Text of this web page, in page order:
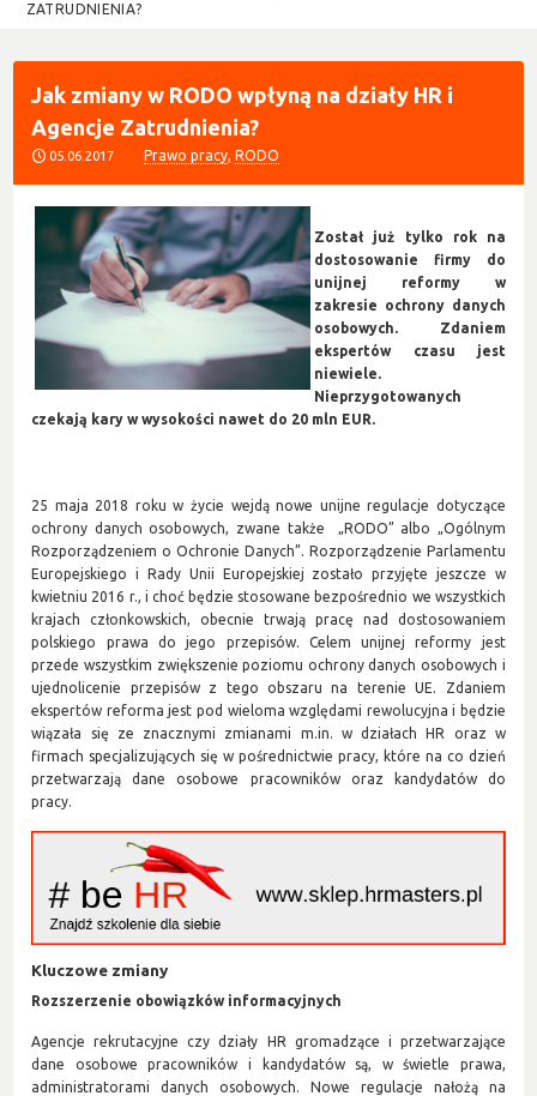
ZATRUDNIENIA?
Jak zmiany w RODO wpłyną na działy HR i
Agencje Zatrudnienia?
05.06.2017 Prawo pracy,RODO
Został już tylko rok na
dostosowanie firmy do
unijnej reformy w
zakresie ochrony danych
osobowych. Zdaniem
ekspertów czasu jest
niewiele.
Nieprzygotowanych
czekają kary w wysokości nawet do 20 mln EUR.
25 maja 2018 roku w życie wejdą nowe unijne regulacje dotyczące
ochrony danych osobowych, zwane także „RODO” albo „Ogólnym
Rozporządzeniem o Ochronie Danych”. Rozporządzenie Parlamentu
Europejskiego i Rady Unii Europejskiej zostało przyjęte jeszcze w
kwietniu 2016 r., i choć będzie stosowane bezpośrednio we wszystkich
krajach członkowskich, obecnie trwają pracę nad dostosowaniem
polskiego prawa do jego przepisów. Celem unijnej reformy jest
przede wszystkim zwiększenie poziomu ochrony danych osobowych i
ujednolicenie przepisów z tego obszaru na terenie UE. Zdaniem
ekspertów reforma jest pod wieloma względami rewolucyjna i będzie
wiązała się ze znacznymi zmianami m.in. w działach HR oraz w
firmach specjalizujących się w pośrednictwie pracy, które na co dzień
przetwarzają dane osobowe pracowników oraz kandydatów do
pracy.
Kluczowe zmiany
Rozszerzenie obowiązków informacyjnych
Agencje rekrutacyjne czy działy HR gromadzące i przetwarzające
dane osobowe pracowników i kandydatów są, w świetle prawa,
administratorami danych osobowych. Nowe regulacje nałożą na